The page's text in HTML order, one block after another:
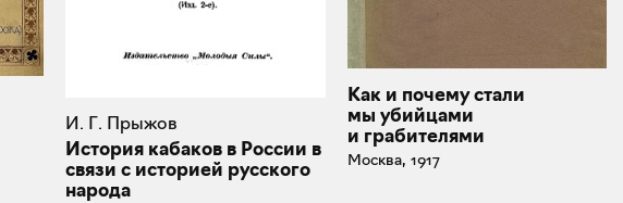
И. Г. Прыжов
История кабаков в России в
связи с историей русского
народа
Как и почему стали
мы убийцами
и грабителями
Москва, 1917